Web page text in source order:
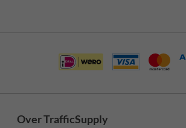
Over TrafficSupply